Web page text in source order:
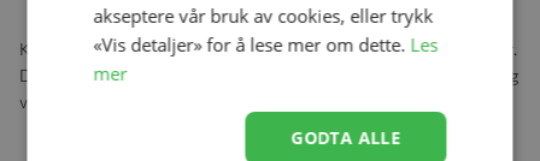
Kivat er et finsk merke som har produsert klær og luer i over 20 år.
Disse er ledende på sitt felt og er kjent for sine luer med dusk på og
vindstopper ved ørene
akseptere vår bruk av cookies, eller trykk
«Vis detaljer» for å lese mer om dette. Les
mer
GODTA ALLE